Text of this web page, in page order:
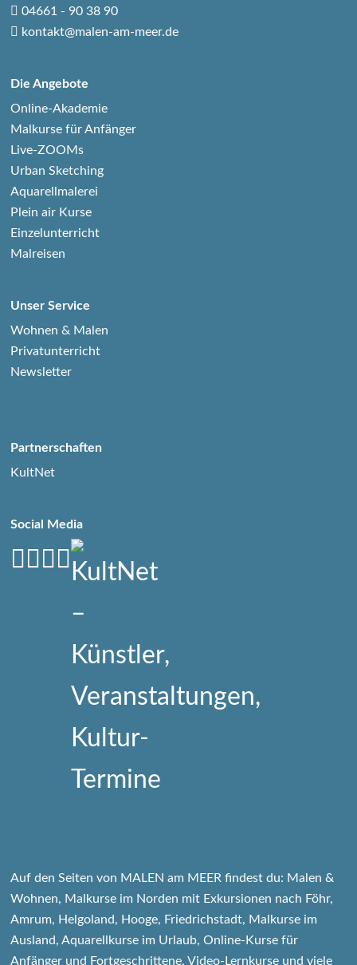
04661 - 90 38 90
kontakt@malen-am-meer.de
Die Angebote
Online-Akademie
Malkurse für Anfänger
Live-ZOOMs
Urban Sketching
Aquarellmalerei
Plein air Kurse
Einzelunterricht
Malreisen
Unser Service
Wohnen & Malen
Privatunterricht
Newsletter
Partnerschaften
KultNet
Social Media
Auf den Seiten von MALEN am MEER findest du: Malen &
Wohnen, Malkurse im Norden mit Exkursionen nach Föhr,
Amrum, Helgoland, Hooge, Friedrichstadt, Malkurse im
Ausland, Aquarellkurse im Urlaub, Online-Kurse für
Anfänger und Fortgeschrittene, Video-Lernkurse und viele